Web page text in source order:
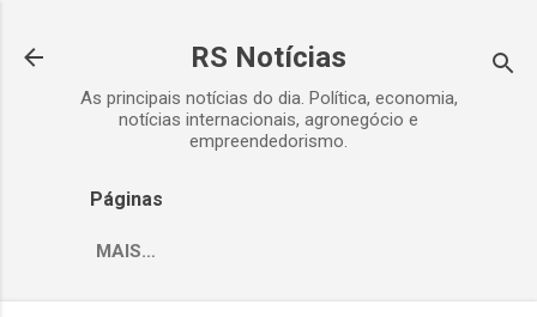
RS Notícias
As principais notícias do dia. Política, economia,
notícias internacionais, agronegócio e
empreendedorismo.
Páginas
MAIS…